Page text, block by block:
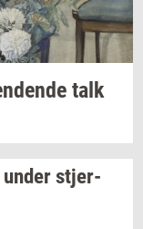
talk
understjer­